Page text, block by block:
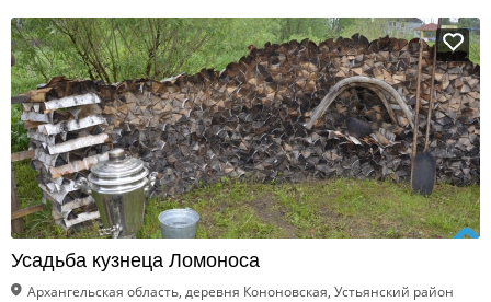
Усадьба кузнеца Ломоноса
Архангельская область, деревня Кононовская, Устьянский район